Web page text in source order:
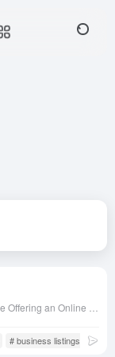
# business listings